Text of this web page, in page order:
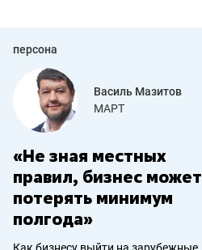
персона
Василь Мазитов
МАРТ
«Не зная местных
правил, бизнес может
потерять минимум
полгода»